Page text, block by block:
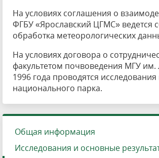
На условиях соглашения о
ФГБУ «Ярославский ЦГМС» ведется
обработка метеорологических
На условиях договора о
факультетом почвоведения МГУ
1996 года проводятся
национального парка.
Общая информация
Исследования и основные